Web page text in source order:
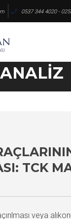
0537 344 4020 -
ANALIZ
TCK
veya